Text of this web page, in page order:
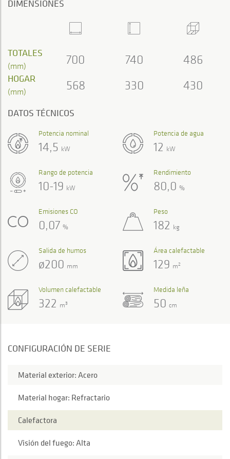
DIMENSIONES
TOTALES
(mm) 700 740 486
HOGAR
(mm) 568 330 430
DATOS TÉCNICOS
Rango de potencia
10-19 kW
Potencia nominal
14,5 kW
Potencia de agua
12 kW
Rendimiento
80,0 %
Emisiones CO
0,07 %
Volumen calefactable
322 m3
Área calefactable
129 m2
Peso
182 kg
Salida de humos
ø200 mm
Medida leña
50 cm
CONFIGURACIÓN DE SERIE
Material exterior: Acero
Material hogar: Refractario
Calefactora
Visión del fuego: Alta